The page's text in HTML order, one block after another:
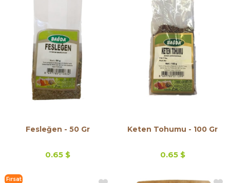
Fesleğen - 50 Gr
0.65 $
Keten Tohumu - 100 Gr
0.65 $
Fırsat